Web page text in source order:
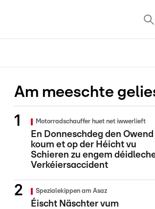
Am meeschte
Motorradschauffer huet net iwwerlieft
En Donneschdeg den Owend
koum et op der Héicht vu
Schieren zu engem
Verkéiersaccident
Spezialekippen am Asaz
Éischt Näschter vum